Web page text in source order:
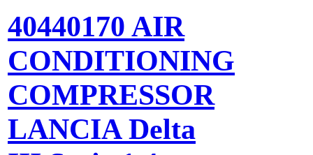
40440170 AIR
CONDITIONING
COMPRESSOR
LANCIA Delta